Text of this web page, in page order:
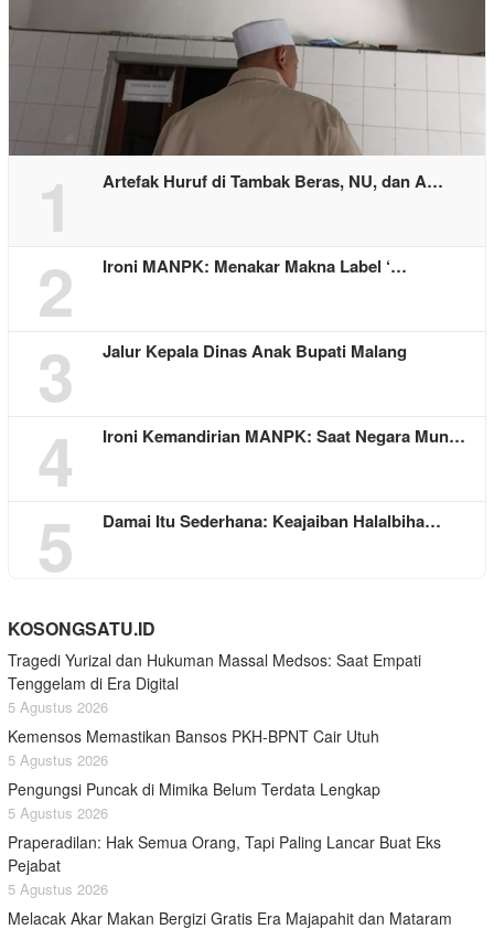
1 Artefak Huruf di Tambak Beras, NU, dan A…
2 Ironi MANPK: Menakar Makna Label ‘…
3 Jalur Kepala Dinas Anak Bupati Malang
4 Ironi Kemandirian MANPK: Saat Negara Mun…
5 Damai Itu Sederhana: Keajaiban Halalbiha…
KOSONGSATU.ID
Tragedi Yurizal dan Hukuman Massal Medsos: Saat Empati
Tenggelam di Era Digital
5 Agustus 2026
Kemensos Memastikan Bansos PKH-BPNT Cair Utuh
5 Agustus 2026
Pengungsi Puncak di Mimika Belum Terdata Lengkap
5 Agustus 2026
Praperadilan: Hak Semua Orang, Tapi Paling Lancar Buat Eks
Pejabat
5 Agustus 2026
Melacak Akar Makan Bergizi Gratis Era Majapahit dan Mataram